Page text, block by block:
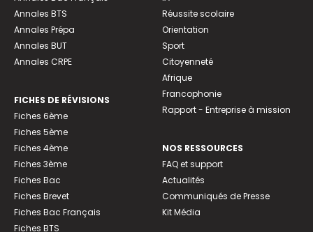
Annales BTS
Annales Prépa
Annales BUT
Annales CRPE
FICHES DE RÉVISIONS
Fiches 6ème
Fiches 5ème
Fiches 4ème
Fiches 3ème
Fiches Bac
Fiches Brevet
Fiches Bac Français
Fiches BTS
Réussite scolaire
Orientation
Sport
Citoyenneté
Afrique
Francophonie
Rapport - Entreprise à mission
NOS RESSOURCES
FAQ et support
Actualités
Communiqués de Presse
Kit Média